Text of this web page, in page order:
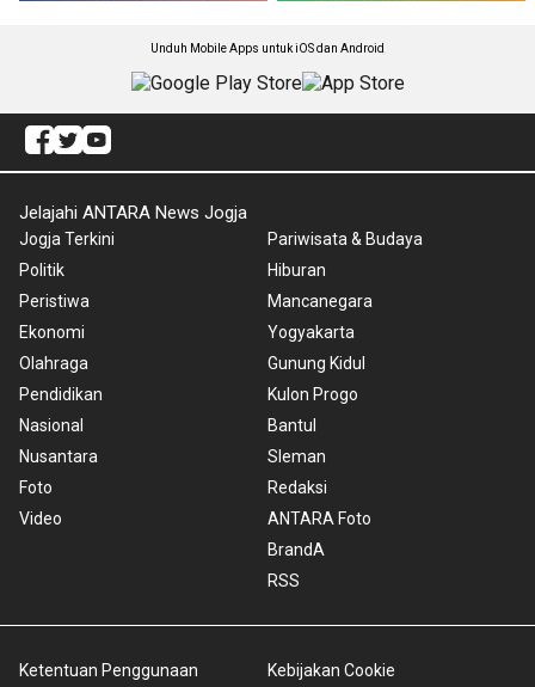
Unduh Mobile Apps untuk iOS dan Android
Jelajahi ANTARA News Jogja
Jogja Terkini
Politik
Peristiwa
Ekonomi
Olahraga
Pendidikan
Nasional
Nusantara
Foto
Video
Pariwisata & Budaya
Hiburan
Mancanegara
Yogyakarta
Gunung Kidul
Kulon Progo
Bantul
Sleman
Redaksi
ANTARA Foto
BrandA
RSS
Ketentuan Penggunaan Kebijakan Cookie